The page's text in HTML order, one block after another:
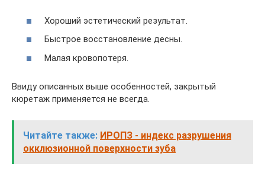
Хороший эстетический результат.
Быстрое восстановление десны.
Малая кровопотеря.
Ввиду описанных выше особенностей, закрытый
кюретаж применяется не всегда.
Читайте также: ИРОПЗ - индекс разрушения
окклюзионной поверхности зуба